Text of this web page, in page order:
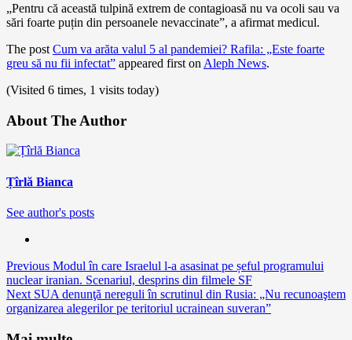
„Pentru că această tulpină extrem de contagioasă nu va ocoli sau va
sări foarte puțin din persoanele nevaccinate”, a afirmat medicul.
The post Cum va arăta valul 5 al pandemiei? Rafila: „Este foarte
greu să nu fii infectat” appeared first on Aleph News.
(Visited 6 times, 1 visits today)
About The Author
Țîrlă Bianca
See author's posts
Continue
Reading
Previous Modul în care Israelul l-a asasinat pe șeful programului
nuclear iranian. Scenariul, desprins din filmele SF
Next SUA denunţă nereguli în scrutinul din Rusia: „Nu recunoaştem
organizarea alegerilor pe teritoriul ucrainean suveran”